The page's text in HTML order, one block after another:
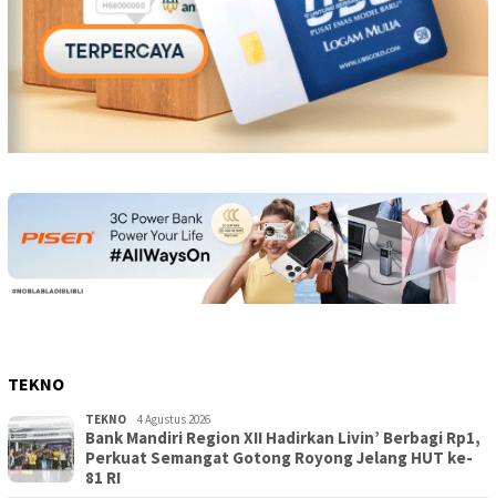
TEKNO
TEKNO 4 Agustus 2026
Bank Mandiri Region XII Hadirkan Livin’ Berbagi Rp1,
Perkuat Semangat Gotong Royong Jelang HUT ke-
81 RI